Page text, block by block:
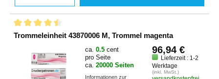
Trommeleinheit 43870006 M, Trommel magenta
ca. 0.5 cent
pro Seite
ca. 20000 Seiten
Informationen zur
96,94 €
Lieferzeit : 1-2
Werktage
(inkl. MwSt.)